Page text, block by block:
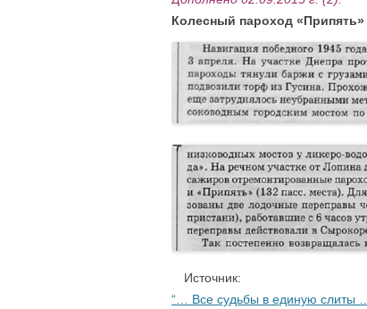
Колесный пароход «Припять»
Источник:
“… Все судьбы в единую слиты